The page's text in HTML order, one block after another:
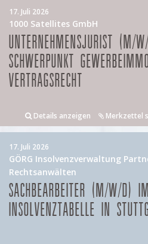
17. Juli 2026
1000 Satellites GmbH
UNTERNEHMENSJURIST (M/
SCHWERPUNKT
VERTRAGSRECHT
Details anzeigen Merkzettel
17. Juli 2026
GÖRG Insolvenzverwaltung
Rechtsanwälten
SACHBEARBEITER (M/W/D)
INSOLVENZTABELLE IN